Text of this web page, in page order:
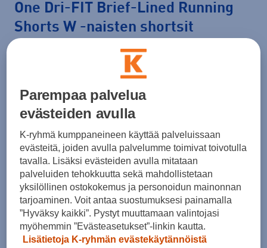
One Dri-FIT Brief-Lined Running
Shorts W -naisten shortsit
Hinta verkossa
30pv alin hinta: 44,99 € Lisätietoa
Koko
XS
Kokotaulukko
Parempaa palvelua
evästeiden avulla
K-ryhmä kumppaneineen käyttää palveluissaan
evästeitä, joiden avulla palvelumme toimivat toivotulla
tavalla. Lisäksi evästeiden avulla mitataan
palveluiden tehokkuutta sekä mahdollistetaan
yksilöllinen ostokokemus ja personoidun mainonnan
tarjoaminen. Voit antaa suostumuksesi painamalla
”Hyväksy kaikki”. Pystyt muuttamaan valintojasi
myöhemmin ”Evästeasetukset”-linkin kautta.
Lisätietoja K-ryhmän evästekäytännöistä